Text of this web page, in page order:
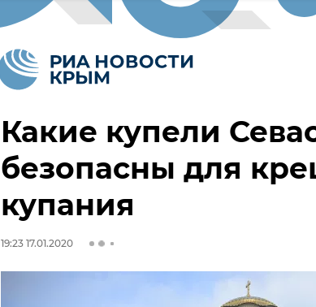
Какие купели
безопасны для
купания
19:23 17.01.2020